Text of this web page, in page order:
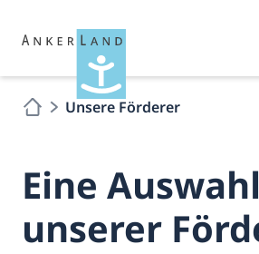
Unsere Förderer
Eine Auswahl
unserer